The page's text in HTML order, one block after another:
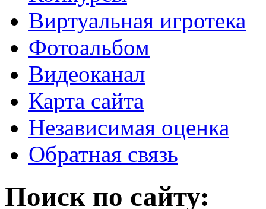
Виртуальная игротека
Фотоальбом
Видеоканал
Карта сайта
Независимая оценка
Обратная связь
Поиск по сайту: